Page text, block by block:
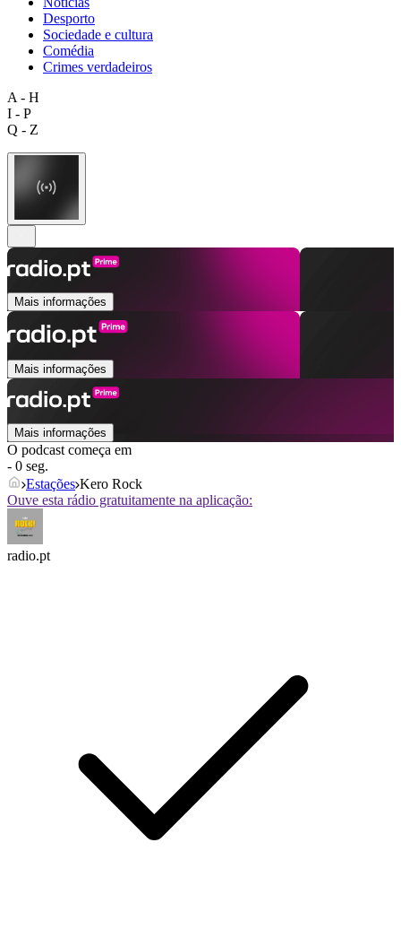
Desporto
Sociedade e cultura
Comédia
Crimes verdadeiros
A - H
I - P
Q - Z
Mais informações
Mais informações
Mais informações
O podcast começa em
- 0 seg.
Estações Kero Rock
Ouve esta rádio gratuitamente na aplicação:
radio.pt